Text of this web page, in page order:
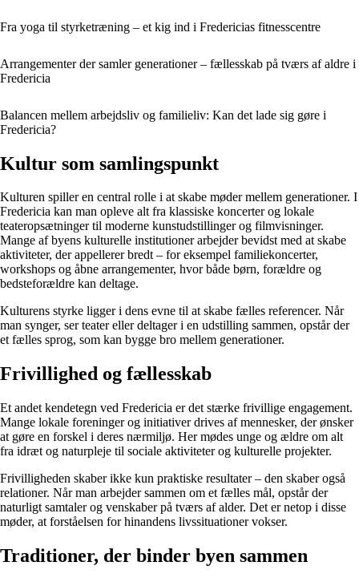
Fra yoga til styrketræning – et kig ind i Fredericias fitnesscentre
Arrangementer der samler generationer – fællesskab på tværs af aldre i
Fredericia
Balancen mellem arbejdsliv og familieliv: Kan det lade sig gøre i
Fredericia?
Kultur som samlingspunkt
Kulturen spiller en central rolle i at skabe møder mellem generationer. I
Fredericia kan man opleve alt fra klassiske koncerter og lokale
teateropsætninger til moderne kunstudstillinger og filmvisninger.
Mange af byens kulturelle institutioner arbejder bevidst med at skabe
aktiviteter, der appellerer bredt – for eksempel familiekoncerter,
workshops og åbne arrangementer, hvor både børn, forældre og
bedsteforældre kan deltage.
Kulturens styrke ligger i dens evne til at skabe fælles referencer. Når
man synger, ser teater eller deltager i en udstilling sammen, opstår der
et fælles sprog, som kan bygge bro mellem generationer.
Frivillighed og fællesskab
Et andet kendetegn ved Fredericia er det stærke frivillige engagement.
Mange lokale foreninger og initiativer drives af mennesker, der ønsker
at gøre en forskel i deres nærmiljø. Her mødes unge og ældre om alt
fra idræt og naturpleje til sociale aktiviteter og kulturelle projekter.
Frivilligheden skaber ikke kun praktiske resultater – den skaber også
relationer. Når man arbejder sammen om et fælles mål, opstår der
naturligt samtaler og venskaber på tværs af alder. Det er netop i disse
møder, at forståelsen for hinandens livssituationer vokser.
Traditioner, der binder byen sammen